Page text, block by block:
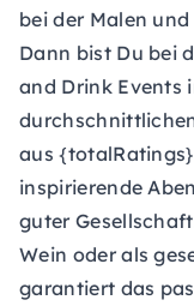
bei der Malen
Dann bist Du bei
and Drink Events
aus
inspirierende
guter
Wein oder als
garantiert das